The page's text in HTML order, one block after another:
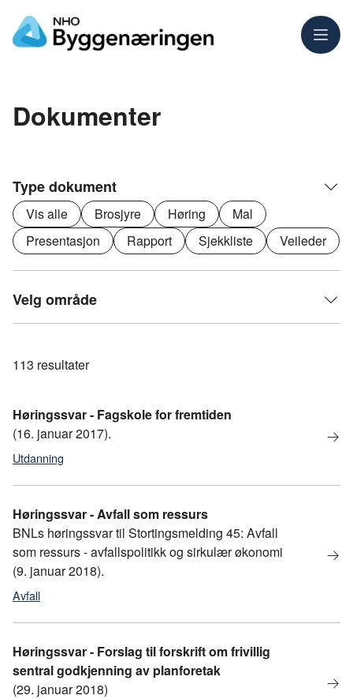
Meny
Dokumenter
Type dokument
Vis alle Brosjyre Høring
Mal
Presentasjon
Rapport Sjekkliste Veileder
Velg område
113 resultater
Høringssvar - Fagskole for fremtiden
(16. januar 2017).
Utdanning
Høringssvar - Avfall som ressurs
BNLs høringssvar til Stortingsmelding 45: Avfall
som ressurs - avfallspolitikk og sirkulær økonomi
(9. januar 2018).
Avfall
Høringssvar - Forslag til forskrift om frivillig
sentral godkjenning av planforetak
(29. januar 2018)